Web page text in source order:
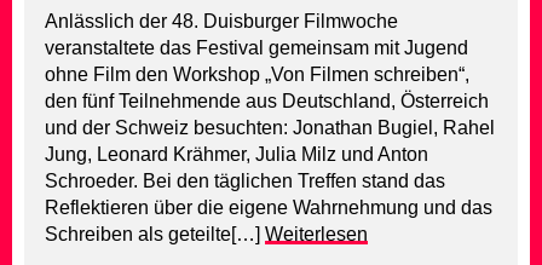
Anlässlich der 48. Duisburger Filmwoche
veranstaltete das Festival gemeinsam mit Jugend
ohne Film den Workshop „Von Filmen schreiben“,
den fünf Teilnehmende aus Deutschland, Österreich
und der Schweiz besuchten: Jonathan Bugiel, Rahel
Jung, Leonard Krähmer, Julia Milz und Anton
Schroeder. Bei den täglichen Treffen stand das
Reflektieren über die eigene Wahrnehmung und das
Schreiben als geteilte[…] Weiterlesen